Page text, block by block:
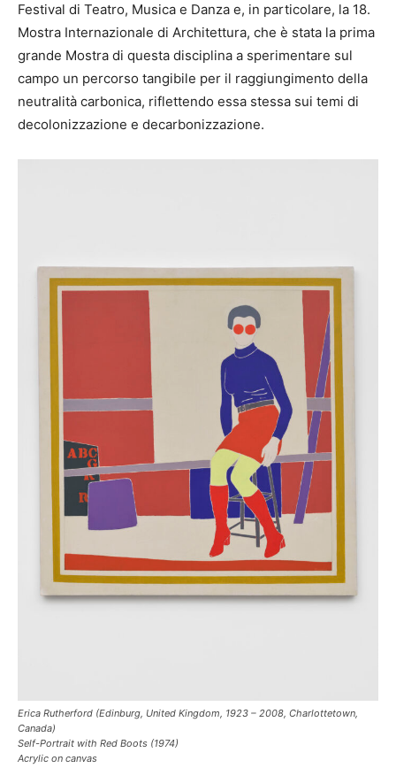
Festival di Teatro, Musica e Danza e, in particolare, la 18.
Mostra Internazionale di Architettura, che è stata la prima
grande Mostra di questa disciplina a sperimentare sul
campo un percorso tangibile per il raggiungimento della
neutralità carbonica, riflettendo essa stessa sui temi di
decolonizzazione e decarbonizzazione.
Erica Rutherford (Edinburg, United Kingdom, 1923 – 2008, Charlottetown,
Canada)
Self-Portrait with Red Boots (1974)
Acrylic on canvas